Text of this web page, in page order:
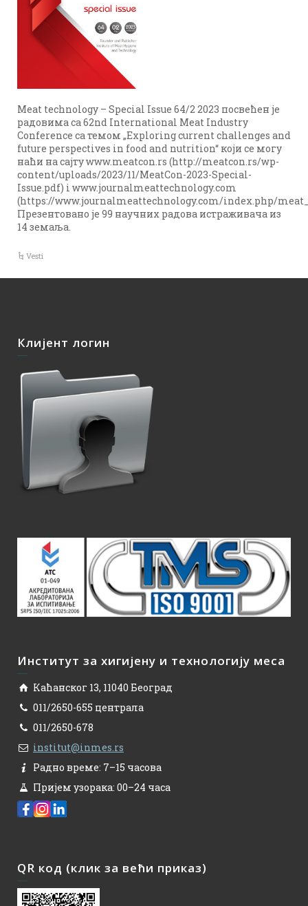
Meat technology – Special Issue 64/2 2023 посвећен је
радовима са 62nd International Meat Industry
Conference са темом „Exploring current challenges and
future perspectives in food and nutrition“ који се могу
наћи на сајту www.meatcon.rs (http://meatcon.rs/wp-
content/uploads/2023/11/MeatCon-2023-Special-
Issue.pdf) i www.journalmeattechnology.com
(https://www.journalmeattechnology.com/index.php/
Презентовано је 99 научних радова истраживача из
14 земаља.
Vesti
Клијент логин
Институт за хигијену и технологију меса
Каћанског 13, 11040 Београд
011/2650-655 централа
011/2650-678
institut@inmes.rs
Радно време: 7–15 часова
Пријем узорака: 00–24 часа
QR код (клик за већи приказ)